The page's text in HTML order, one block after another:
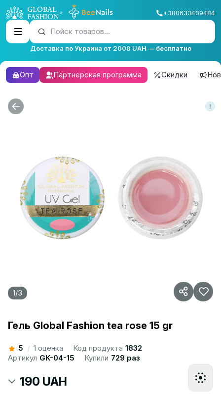
+380633409484
Пойск товаров...
Доставка по Украина от 2000 UAH — бесплатно
Опт Партнерская программа Скидки
1/3
Гель Global Fashion tea rose 15 gr
5 / 1 оценка Код продукта 1832
Артикул GK-04-15 Купили 729 раз
190 UAH